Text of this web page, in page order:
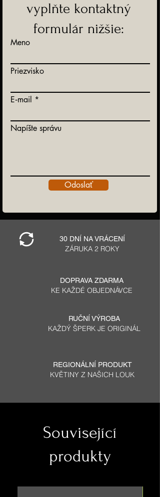
vyplňte kontaktný
formulár nižšie:
Meno
Priezvisko
E‑mail
Napíšte správu
Odoslať
30 DNÍ NA VRÁCENÍ
ZÁRUKA 2 ROKY
DOPRAVA ZDARMA
KE KAŽDÉ OBJEDNÁVCE
RUČNÍ VÝROBA
KAŽDÝ ŠPERK JE ORIGINÁL
REGIONÁLNÍ PRODUKT
KVĚTINY Z NAŠICH LOUK
Související
produkty